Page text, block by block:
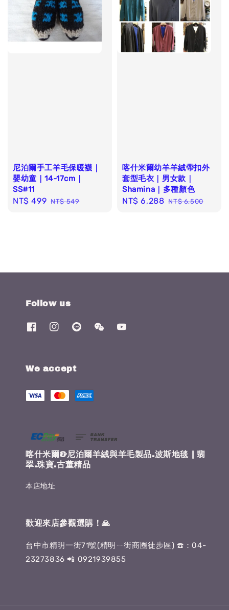
尼泊爾手工羊毛保暖襪｜
嬰幼童｜14-17cm｜
SS#11
Sale
NT$ 499 Regular
NT$ 549
喀什米爾幼羊羊絨帶扣外
套型毛衣｜男女款｜
Shamina｜多種顏色
Sale
NT$ 6,288 Regular
NT$ 6,500
Follow us
We accept
喀什米爾&尼泊爾羊絨與羊毛製品.波斯地毯 | 翡
翠.珠寶.古董精品
本店地址
歡迎來店參觀選購！🙏
台中市精明一街71號(精明ㄧ街商圈徒步區) ☎️：04-
23273836 📲 0921939855